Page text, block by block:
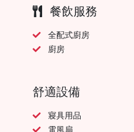
餐飲服務
全配式廚房
廚房
舒適設備
寢具用品
電風扇